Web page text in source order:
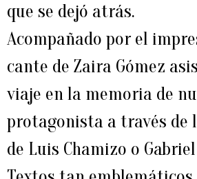
que se dejó atrás.
Acompañado por el
cante de Zaira Gómez
viaje en la memoria de
protagonista a través de
de Luis Chamizo o